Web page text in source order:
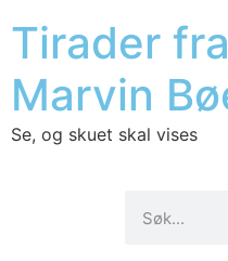
Tirader
Marvin
Se, og skuet skal vises